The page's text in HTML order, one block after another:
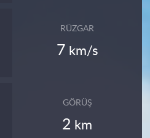
RÜZGAR
7 km/s
GÖRÜŞ
2 km